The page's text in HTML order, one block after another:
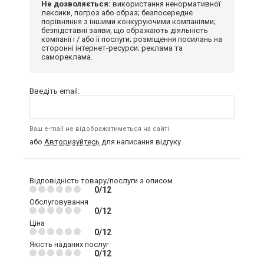
Не дозволяється: використання ненормативної
лексики, погроз або образ; безпосереднє
порівняння з іншими конкуруючими компаніями;
безпідставні заяви, що ображають діяльність
компанії і / або її послуги; розміщення посилань на
сторонні інтернет-ресурси; реклама та
самореклама.
Введіть email:
Ваш e-mail не відображатиметься на сайті
або Авторизуйтесь для написання відгуку
Відповідність товару/послуги з описом
0/12
Обслуговування
0/12
Ціна
0/12
Якість наданих послуг
0/12